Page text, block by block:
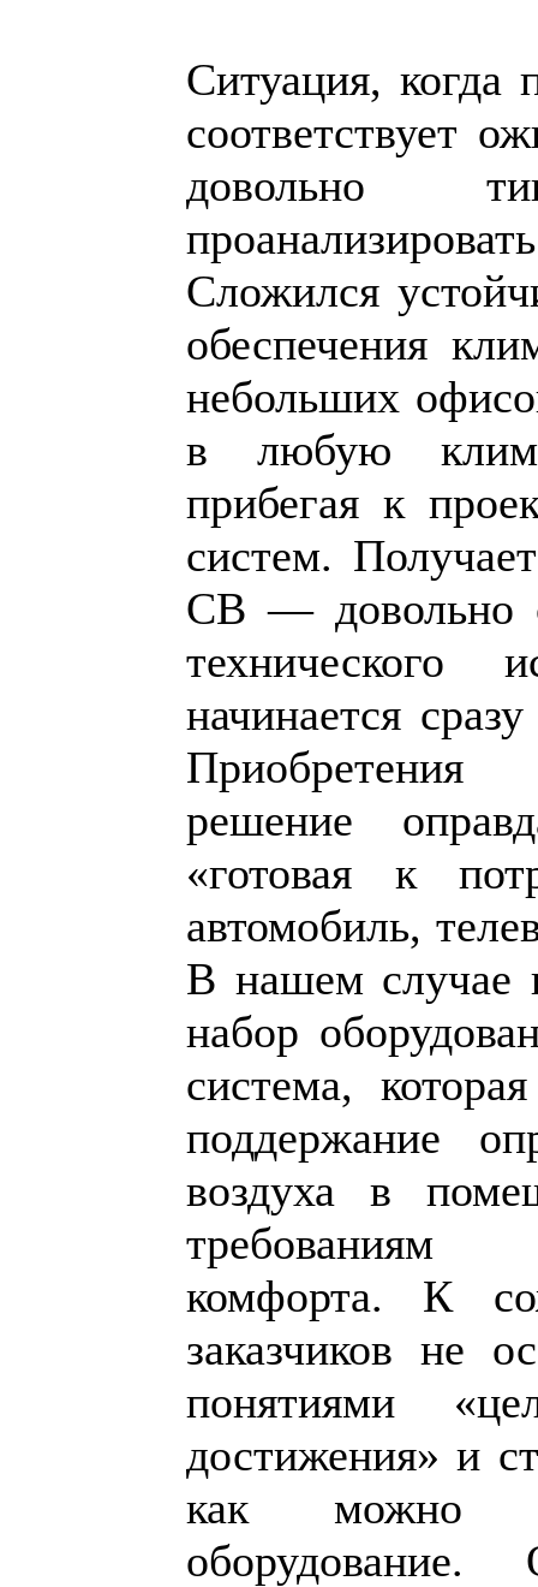
Ситуация, когда
соответствует
довольно
Сложился
обеспечения
небольших
в любую
прибегая к
систем.
СВ — довольно
технического
начинается
Приобретения
решение
«готовая к
автомобиль,
В нашем случае
набор
система,
поддержание
воздуха в
требованиям
комфорта. К
заказчиков не
понятиями
достижения» и
как можно